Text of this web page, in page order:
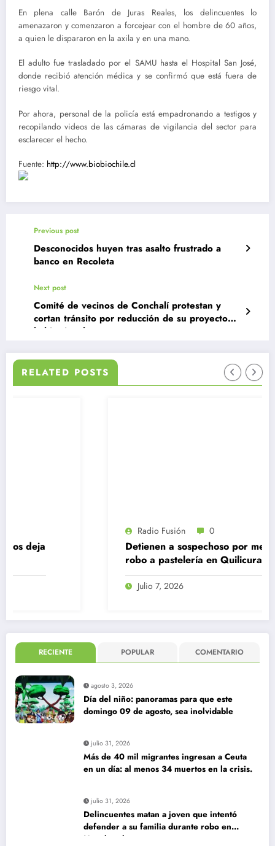
En plena calle Barón de Juras Reales, los delincuentes lo
amenazaron y comenzaron a forcejear con el hombre de 60 años,
a quien le dispararon en la axila y en una mano.
El adulto fue trasladado por el SAMU hasta el Hospital San José,
donde recibió atención médica y se confirmó que está fuera de
riesgo vital.
Por ahora, personal de la policía está empadronando a testigos y
recopilando videos de las cámaras de vigilancia del sector para
esclarecer el hecho.
Fuente: http://www.biobiochile.cl
Previous post
Desconocidos huyen tras asalto frustrado a
banco en Recoleta
Next post
Comité de vecinos de Conchalí protestan y
cortan tránsito por reducción de su proyecto
habitacional
RELATED POSTS
0
Detienen a sospechoso por mediático
robo a pastelería en Quilicura
RECIENTE POPULAR COMENTARIO
agosto 3, 2026
Día del niño: panoramas para que este
domingo 09 de agosto, sea inolvidable
julio 31, 2026
Más de 40 mil migrantes ingresan a Ceuta
en un día: al menos 34 muertos en la crisis.
julio 31, 2026
Delincuentes matan a joven que intentó
defender a su familia durante robo en
Huechuraba